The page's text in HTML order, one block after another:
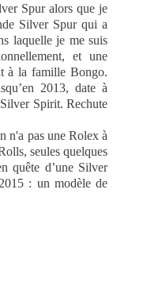
Spur alors que je
Silver Spur qui a
laquelle je me suis
et une
à la famille Bongo.
2013, date à
Spirit. Rechute
n'a pas une Rolex à
seules quelques
quête d’une Silver
: un modèle de